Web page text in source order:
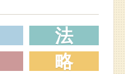
法
略